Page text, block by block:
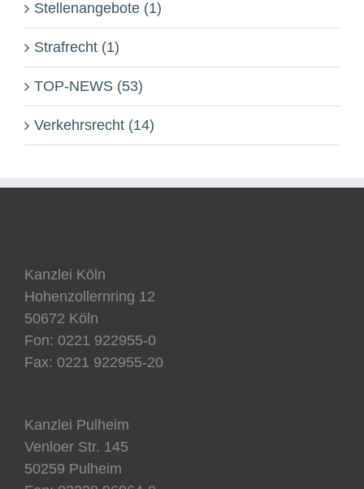
Stellenangebote (1)
Strafrecht (1)
TOP-NEWS (53)
Verkehrsrecht (14)
Kanzlei Köln
Hohenzollernring 12
50672 Köln
Fon: 0221 922955-0
Fax: 0221 922955-20
Kanzlei Pulheim
Venloer Str. 145
50259 Pulheim